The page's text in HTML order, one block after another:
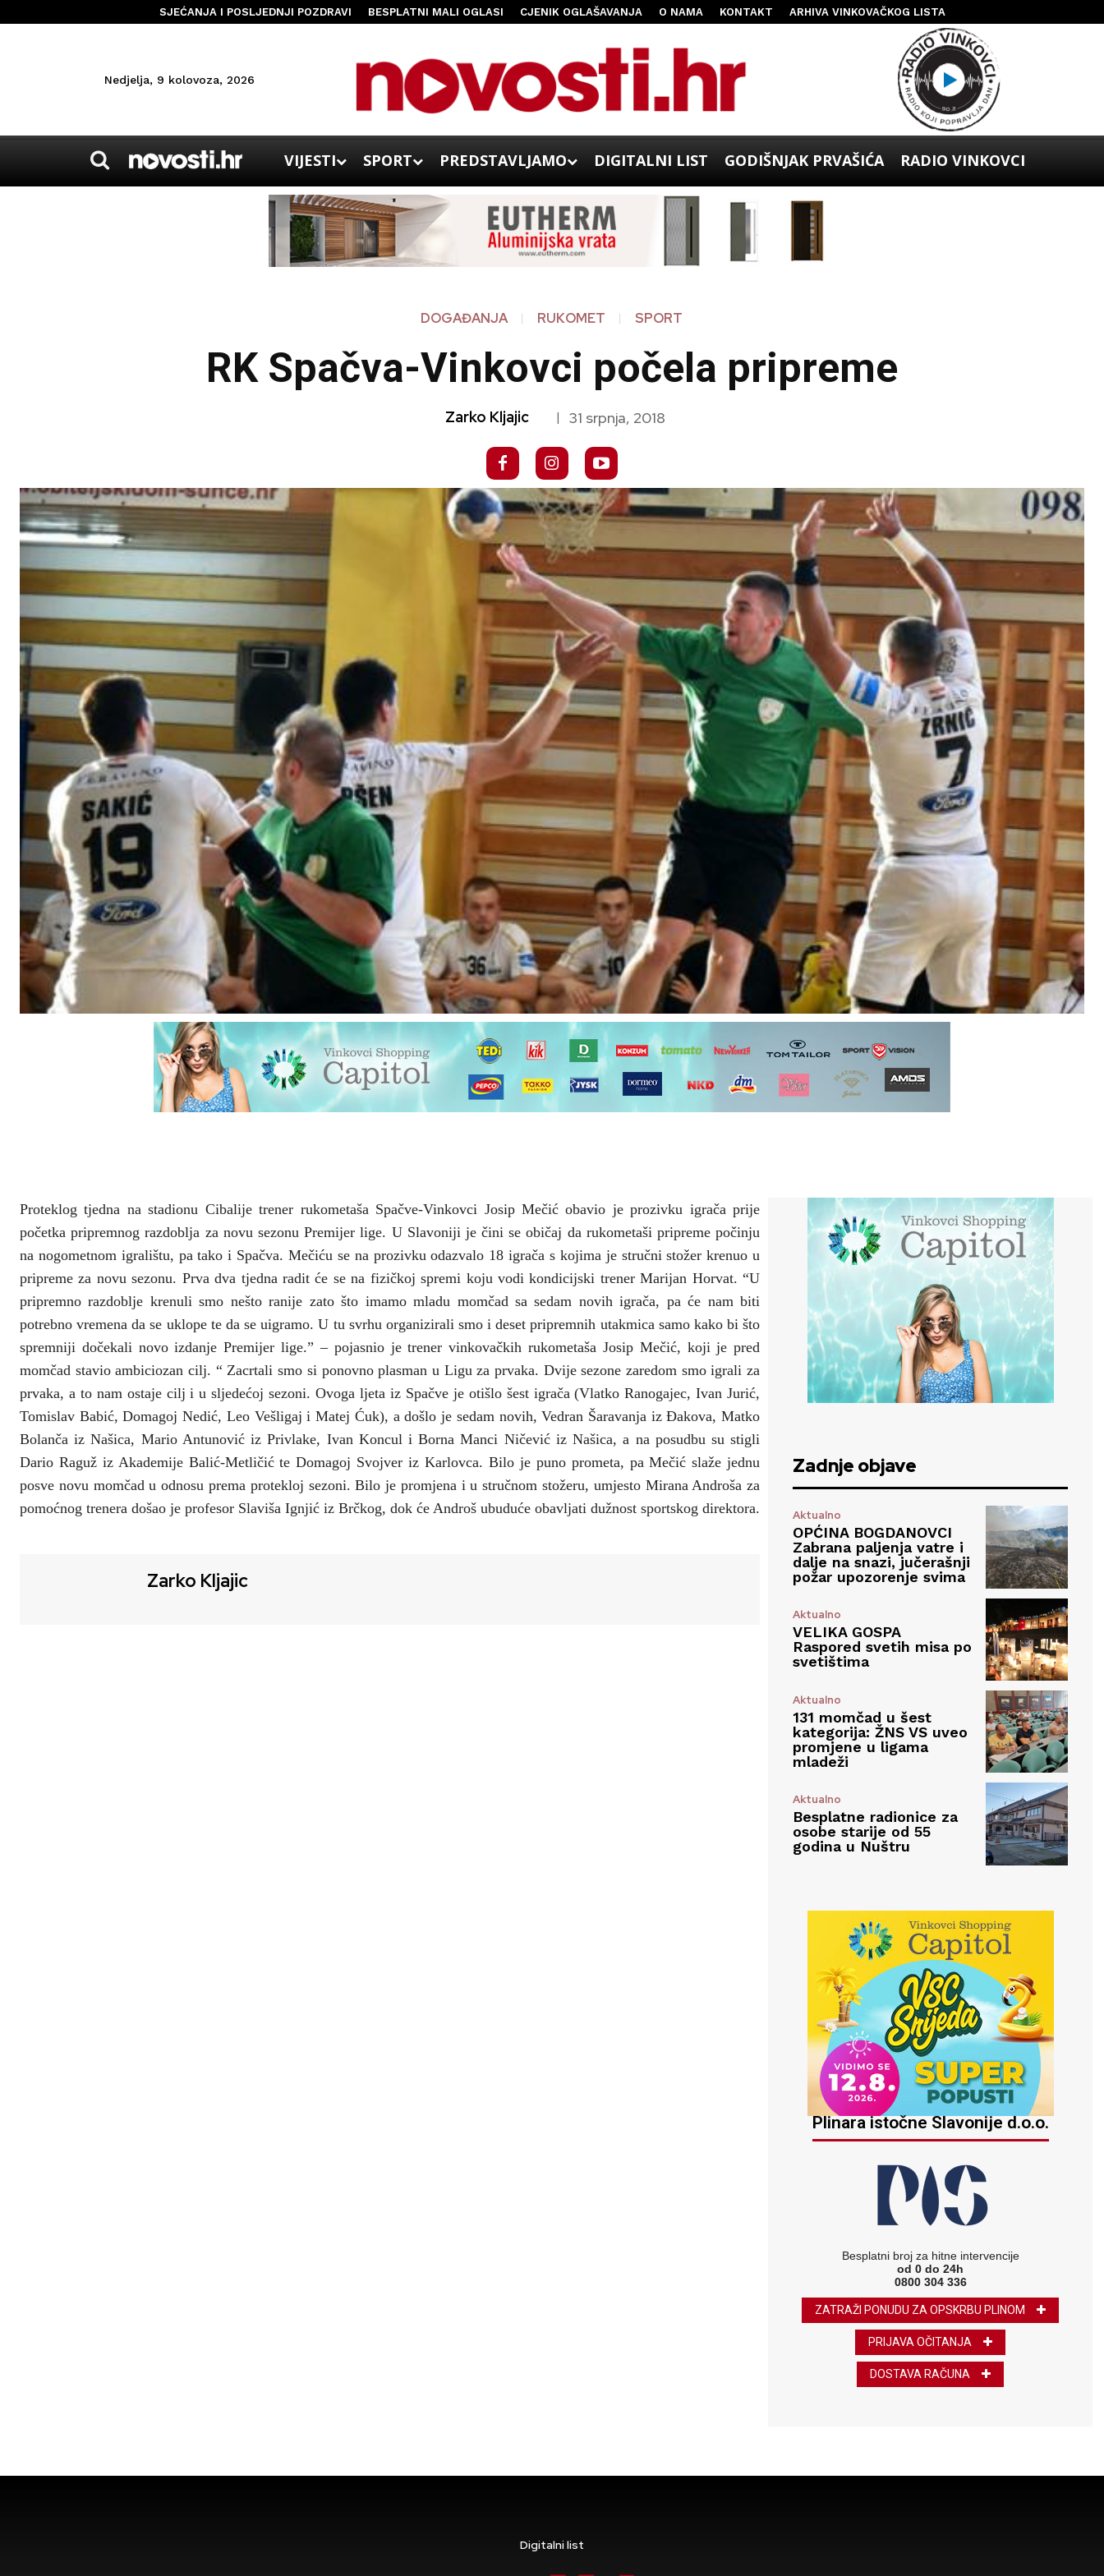
SJEĆANJA I POSLJEDNJI POZDRAVI BESPLATNI MALI OGLASI CJENIK OGLAŠAVANJA O NAMA KONTAKT ARHIVA VINKOVAČKOG LISTA
Nedjelja, 9 kolovoza, 2026
VIJESTI SPORT PREDSTAVLJAMO DIGITALNI LIST GODIŠNJAK PRVAŠIĆA RADIO VINKOVCI
DOGAĐANJA RUKOMET SPORT
RK Spačva-Vinkovci počela pripreme
Zarko Kljajic | 31 srpnja, 2018
Proteklog tjedna na stadionu Cibalije trener rukometaša Spačve-Vinkovci Josip Mečić obavio je prozivku igrača prije
početka pripremnog razdoblja za novu sezonu Premijer lige. U Slavoniji je čini se običaj da rukometaši pripreme počinju
na nogometnom igralištu, pa tako i Spačva. Mečiću se na prozivku odazvalo 18 igrača s kojima je stručni stožer krenuo u
pripreme za novu sezonu. Prva dva tjedna radit će se na fizičkoj spremi koju vodi kondicijski trener Marijan Horvat. “U
pripremno razdoblje krenuli smo nešto ranije zato što imamo mladu momčad sa sedam novih igrača, pa će nam biti
potrebno vremena da se uklope te da se uigramo. U tu svrhu organizirali smo i deset pripremnih utakmica samo kako bi što
spremniji dočekali novo izdanje Premijer lige.” – pojasnio je trener vinkovačkih rukometaša Josip Mečić, koji je pred
momčad stavio ambiciozan cilj. “ Zacrtali smo si ponovno plasman u Ligu za prvaka. Dvije sezone zaredom smo igrali za
prvaka, a to nam ostaje cilj i u sljedećoj sezoni. Ovoga ljeta iz Spačve je otišlo šest igrača (Vlatko Ranogajec, Ivan Jurić,
Tomislav Babić, Domagoj Nedić, Leo Vešligaj i Matej Ćuk), a došlo je sedam novih, Vedran Šaravanja iz Đakova, Matko
Bolanča iz Našica, Mario Antunović iz Privlake, Ivan Koncul i Borna Manci Ničević iz Našica, a na posudbu su stigli
Dario Raguž iz Akademije Balić-Metličić te Domagoj Svojver iz Karlovca. Bilo je puno prometa, pa Mečić slaže jednu
posve novu momčad u odnosu prema protekloj sezoni. Bilo je promjena i u stručnom stožeru, umjesto Mirana Androša za
pomoćnog trenera došao je profesor Slaviša Ignjić iz Brčkog, dok će Androš ubuduće obavljati dužnost sportskog direktora.
Zarko Kljajic
Zadnje objave
Aktualno
OPĆINA BOGDANOVCI
Zabrana paljenja vatre i
dalje na snazi, jučerašnji
požar upozorenje svima
Aktualno
VELIKA GOSPA
Raspored svetih misa po
svetištima
Aktualno
131 momčad u šest
kategorija: ŽNS VS uveo
promjene u ligama
mladeži
Aktualno
Besplatne radionice za
osobe starije od 55
godina u Nuštru
Plinara istočne Slavonije d.o.o.
Besplatni broj za hitne intervencije
od 0 do 24h
0800 304 336
ZATRAŽI PONUDU ZA OPSKRBU PLINOM
PRIJAVA OČITANJA
DOSTAVA RAČUNA
Digitalni list